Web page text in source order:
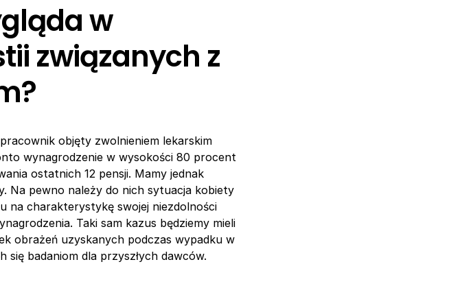
w
związanych z
objęty zwolnieniem lekarskim
wynagrodzenie w wysokości 80 procent
ostatnich 12 pensji. Mamy jednak
Na pewno należy do nich sytuacja kobiety
na charakterystykę swojej niezdolności
Taki sam kazus będziemy mieli
obrażeń uzyskanych podczas wypadku w
badaniom dla przyszłych dawców.